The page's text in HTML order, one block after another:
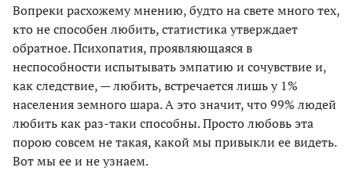
Вопреки расхожему мнению, будто на свете много тех,
кто не способен любить, статистика утверждает
обратное. Психопатия, проявляющаяся в
неспособности испытывать эмпатию и сочувствие и,
как следствие, — любить, встречается лишь у 1%
населения земного шара. А это значит, что 99% людей
любить как раз-таки способны. Просто любовь эта
порою совсем не такая, какой мы привыкли ее видеть.
Вот мы ее и не узнаем.